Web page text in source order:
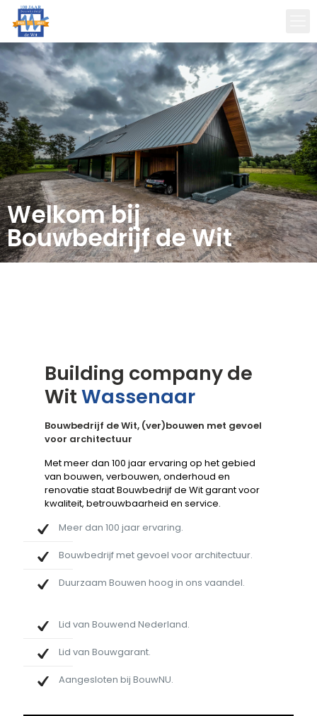
Welkom bij
Bouwbedrijf de Wit
Building company de
WitWassenaar
Bouwbedrijf de Wit, (ver)bouwen met gevoel
voor architectuur
Met meer dan 100 jaar ervaring op het gebied
van bouwen, verbouwen, onderhoud en
renovatie staat Bouwbedrijf de Wit garant voor
kwaliteit, betrouwbaarheid en service.
Meer dan 100 jaar ervaring.
Bouwbedrijf met gevoel voor architectuur.
Duurzaam Bouwen hoog in ons vaandel.
Lid van Bouwend Nederland.
Lid van Bouwgarant.
Aangesloten bij BouwNU.